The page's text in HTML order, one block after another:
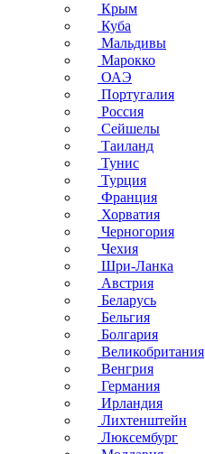
Крым
Куба
Мальдивы
Марокко
ОАЭ
Португалия
Россия
Сейшелы
Таиланд
Тунис
Турция
Франция
Хорватия
Черногория
Чехия
Шри-Ланка
Австрия
Беларусь
Бельгия
Болгария
Великобритания
Венгрия
Германия
Ирландия
Лихтенштейн
Люксембург